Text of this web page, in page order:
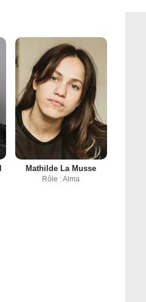
Mathilde La Musse
Rôle : Alma